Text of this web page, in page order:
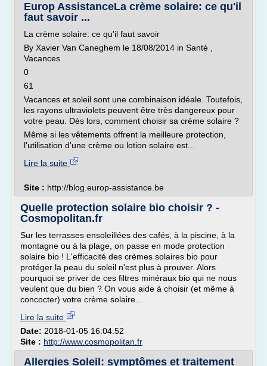
Europ AssistanceLa crème solaire: ce qu'il
faut savoir ...
La crème solaire: ce qu'il faut savoir
By Xavier Van Caneghem le 18/08/2014 in Santé ,
Vacances
0
61
Vacances et soleil sont une combinaison idéale. Toutefois,
les rayons ultraviolets peuvent être très dangereux pour
votre peau. Dès lors, comment choisir sa crème solaire ?
Même si les vêtements offrent la meilleure protection,
l'utilisation d'une crème ou lotion solaire est...
Lire la suite
Site : http://blog.europ-assistance.be
Quelle protection solaire bio choisir ? -
Cosmopolitan.fr
Sur les terrasses ensoleillées des cafés, à la piscine, à la
montagne ou à la plage, on passe en mode protection
solaire bio ! L'efficacité des crèmes solaires bio pour
protéger la peau du soleil n'est plus à prouver. Alors
pourquoi se priver de ces filtres minéraux bio qui ne nous
veulent que du bien ? On vous aide à choisir (et même à
concocter) votre crème solaire...
Lire la suite
Date: 2018-01-05 16:04:52
Site : http://www.cosmopolitan.fr
Allergies Soleil: symptômes et traitement